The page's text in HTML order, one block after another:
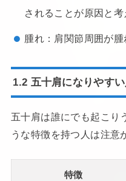
されることが原因と考
腫れ：肩関節周囲が腫
1.2 五十肩になりやす
五十肩は誰にでも起こり
うな特徴を持つ人は注意
特徴